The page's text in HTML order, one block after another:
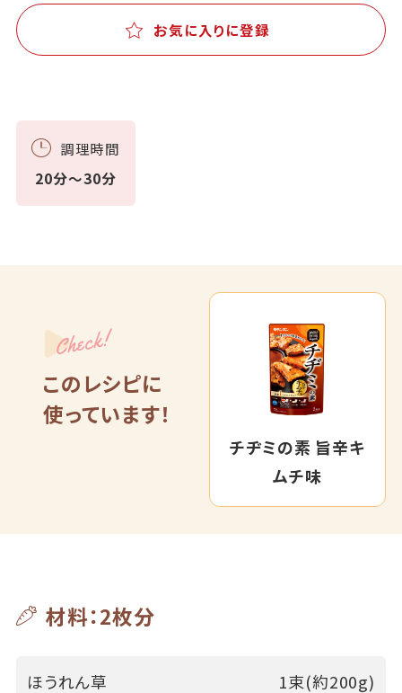
お気に入りに登録
調理時間
20分～30分
Check!
このレシピに
使っています！
チヂミの素 旨辛キ
ムチ味
材料：2枚分
ほうれん草 1束(約200g)